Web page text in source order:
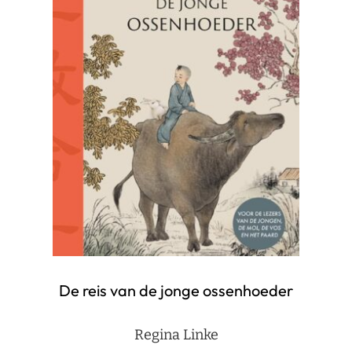
De reis van de jonge ossenhoeder
Regina Linke